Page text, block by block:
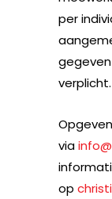
per
verplicht.
via
op